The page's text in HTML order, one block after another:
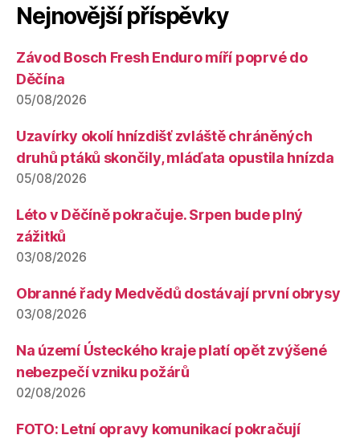
Nejnovější příspěvky
Závod Bosch Fresh Enduro míří poprvé do
Děčína
05/08/2026
Uzavírky okolí hnízdišť zvláště chráněných
druhů ptáků skončily, mláďata opustila hnízda
05/08/2026
Léto v Děčíně pokračuje. Srpen bude plný
zážitků
03/08/2026
Obranné řady Medvědů dostávají první obrysy
03/08/2026
Na území Ústeckého kraje platí opět zvýšené
nebezpečí vzniku požárů
02/08/2026
FOTO: Letní opravy komunikací pokračují